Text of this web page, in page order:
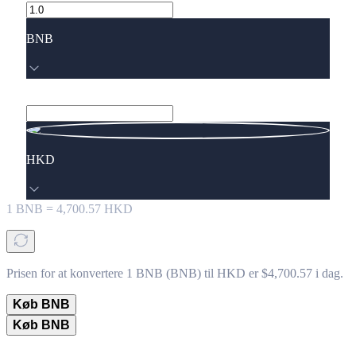
BNB
HKD
1 BNB = 4,700.57 HKD
Prisen for at konvertere 1 BNB (BNB) til HKD er $4,700.57 i dag.
Køb BNB
Køb BNB